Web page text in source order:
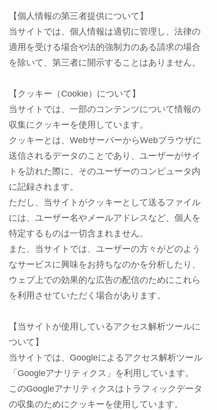
【個人情報の第三者提供について】
当サイトでは、個人情報は適切に管理し、法律の
適用を受ける場合や法的強制力のある請求の場合
を除いて、第三者に開示することはありません。
【クッキー（Cookie）について】
当サイトでは、一部のコンテンツについて情報の
収集にクッキーを使用しています。
クッキーとは、WebサーバーからWebブラウザに
送信されるデータのことであり、ユーザーがサイ
トを訪れた際に、そのユーザーのコンピュータ内
に記録されます。
ただし、当サイトがクッキーとして送るファイル
には、ユーザー名やメールアドレスなど、個人を
特定するものは一切含まれません。
また、当サイトでは、ユーザーの方々がどのよう
なサービスに興味をお持ちなのかを分析したり、
ウェブ上での効果的な広告の配信のためにこれら
を利用させていただく場合があります。
【当サイトが使用しているアクセス解析ツールに
ついて】
当サイトでは、Googleによるアクセス解析ツール
「Googleアナリティクス」を利用しています。
このGoogleアナリティクスはトラフィックデータ
の収集のためにクッキーを使用しています。